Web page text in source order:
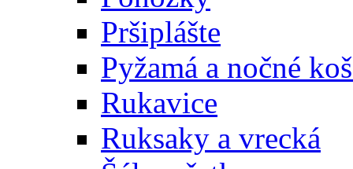
Pršiplášte
Pyžamá a nočné
Rukavice
Ruksaky a vrecká